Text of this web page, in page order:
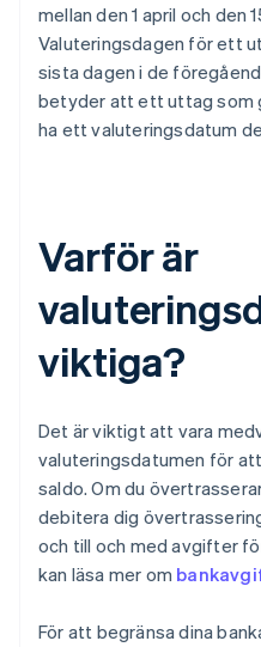
mellan den 1 april och den
Valuteringsdagen för ett
sista dagen i de
betyder att ett uttag som
ha ett valuteringsdatum
Varför är
viktiga?
Det är viktigt att vara
valuteringsdatumen för
saldo. Om du
debitera dig
och till och med avgifter
kan läsa mer om
För att begränsa dina